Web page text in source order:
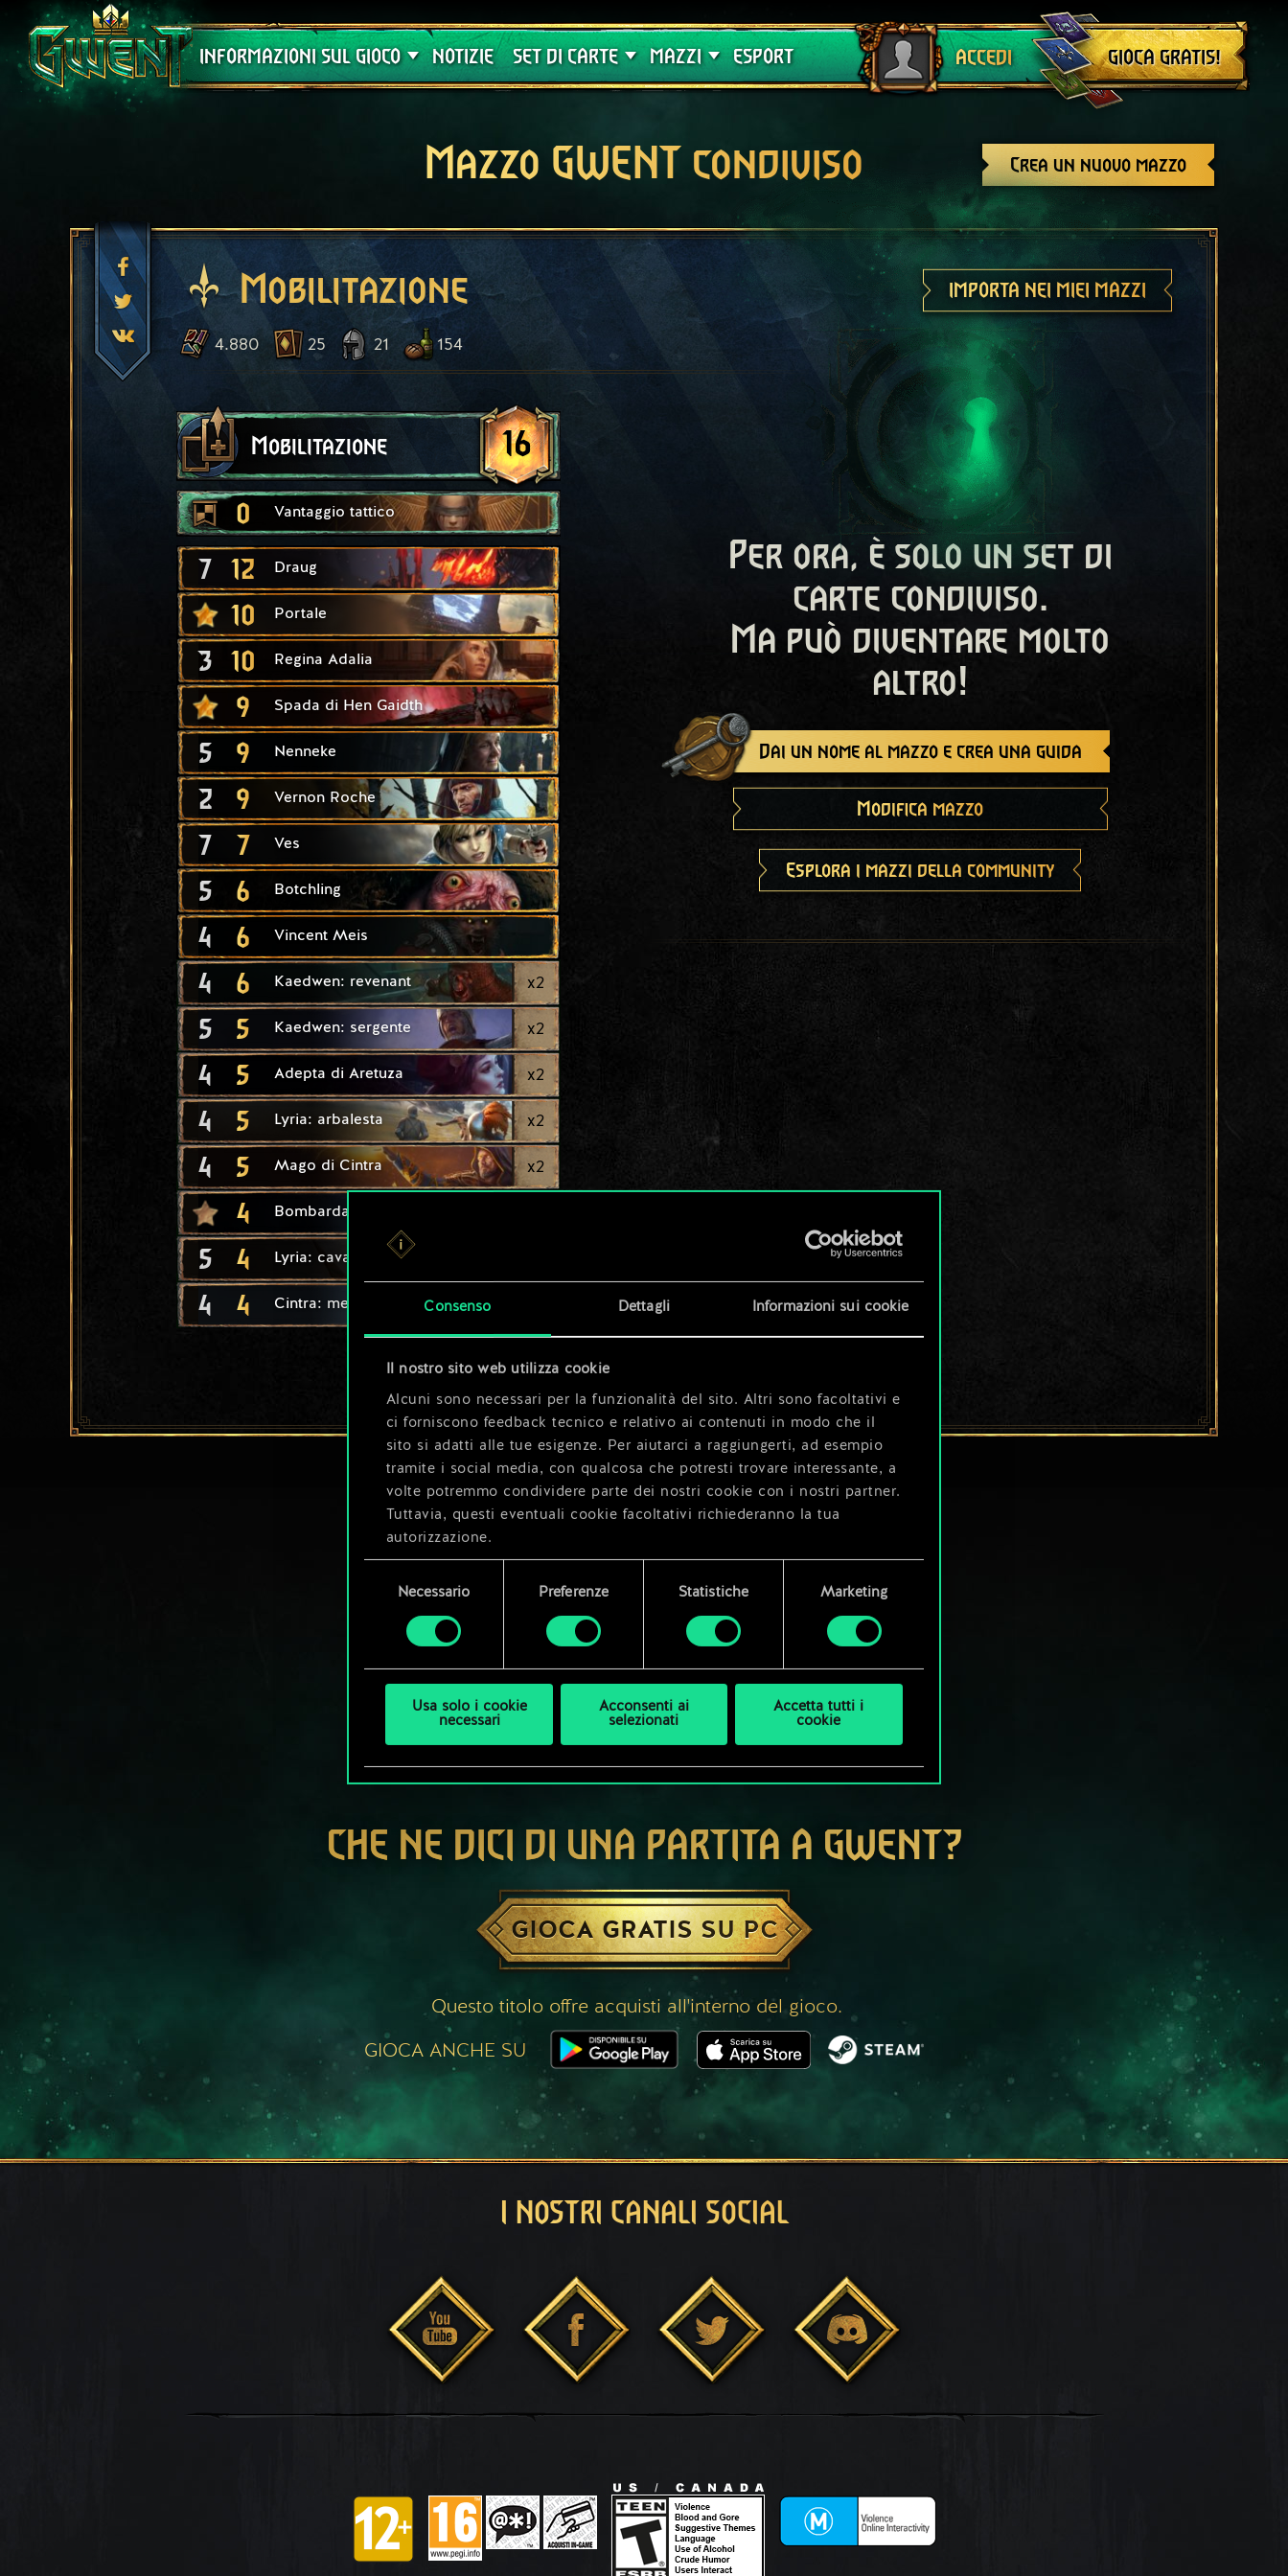
Consenso Dettagli Informazioni sui cookie
Il nostro sito web utilizza cookie
Alcuni sono necessari per la funzionalità del sito. Altri sono facoltativi e
ci forniscono feedback tecnico e relativo ai contenuti in modo che il
sito si adatti alle tue esigenze. Per aiutarci a raggiungerti, ad esempio
tramite i social media, con qualcosa che potresti trovare interessante, a
volte potremmo condividere parte dei nostri cookie con i nostri partner.
Tuttavia, questi eventuali cookie facoltativi richiederanno la tua
autorizzazione.
Tutti i dettagli su come utilizziamo i cookie e su come impostare le tue
consenso
Necessario Preferenze Statistiche Marketing
Usa solo i cookie
necessari
Acconsenti ai
selezionati
Accetta tutti i
cookie
INFORMAZIONI SUL GIOCO
Assistenza
NOTIZIE SET DI CARTE
Crimson Curse
MAZZI
Guide
ESPORT ACCEDI
Esci
GIOCA GRATIS!
Crea un nuovo mazzo
Mazzo GWENT condiviso
Mobilitazione IMPORTA NEI MIEI MAZZI
4.880 25 21 154
Mobilitazione 16
0 Vantaggio tattico
7 12 Draug
10 Portale
3 10 Regina Adalia
9 Spada di Hen Gaidth
5 9 Nenneke
2 9 Vernon Roche
7 7 Ves
5 6 Botchling
4 6 Vincent Meis
4 6 Kaedwen: revenant x2
5 5 Kaedwen: sergente x2
4 5 Adepta di Aretuza x2
4 5 Lyria: arbalesta x2
4 5 Mago di Cintra x2
4 Bombardamento
5 4 Lyria: cavalleria
4 4 Cintra: messaggera
Per ora, è solo un set di
carte condiviso.
Ma può diventare molto
altro!
Dai un nome al mazzo e crea una guida
Modifica mazzo
Esplora i mazzi della community
CHE NE DICI DI UNA PARTITA A GWENT?
GIOCA GRATIS SU PC
Questo titolo offre acquisti all'interno del gioco.
GIOCA ANCHE SU
I NOSTRI CANALI SOCIAL